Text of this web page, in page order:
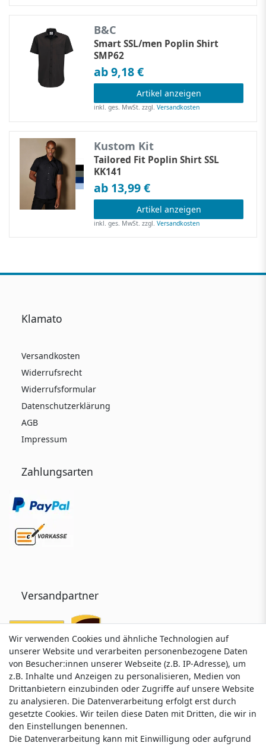
B&C
Smart SSL/men Poplin Shirt
SMP62
ab 9,18 €
Artikel anzeigen
inkl. ges. MwSt. zzgl.Versandkosten
Kustom Kit
Tailored Fit Poplin Shirt SSL
KK141
ab 13,99 €
Artikel anzeigen
inkl. ges. MwSt. zzgl.Versandkosten
Klamato
Versandkosten
Widerrufsrecht
Widerrufsformular
Datenschutzerklärung
AGB
Impressum
Zahlungsarten
Versandpartner
Service & Kontakt
Wir verwenden Cookies und ähnliche Technologien auf
unserer Website und verarbeiten personenbezogene Daten
von Besucher:innen unserer Webseite (z.B. IP-Adresse), um
z.B. Inhalte und Anzeigen zu personalisieren, Medien von
Drittanbietern einzubinden oder Zugriffe auf unsere Website
zu analysieren. Die Datenverarbeitung erfolgt erst durch
gesetzte Cookies. Wir teilen diese Daten mit Dritten, die wir in
den Einstellungen benennen.
Die Datenverarbeitung kann mit Einwilligung oder aufgrund
Wir verwenden Cookies und ähnliche Technologien auf
unserer Website und verarbeiten personenbezogene Daten
von Besucher:innen unserer Webseite (z.B. IP-Adresse), um
z.B. Inhalte und Anzeigen zu personalisieren, Medien von
Drittanbietern einzubinden oder Zugriffe auf unsere Website
zu analysieren. Die Datenverarbeitung erfolgt erst durch
gesetzte Cookies. Wir teilen diese Daten mit Dritten, die wir in
den Einstellungen benennen.
Die Datenverarbeitung kann mit Einwilligung oder aufgrund